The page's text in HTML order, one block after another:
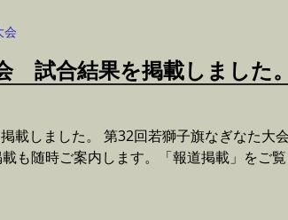
会
試合結果を掲載しました。
載しました。 第32回若獅子旗なぎなた大
も随時ご案内します。「報道掲載」をご覧